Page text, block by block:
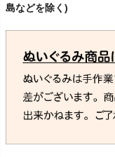
島などを除く)